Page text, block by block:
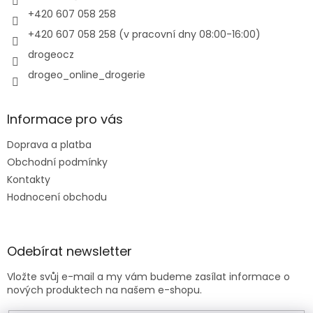
ý
+420 607 058 258
+420 607 058 258 (v pracovní dny 08:00-16:00)
drogeocz
drogeo_online_drogerie
Informace pro vás
Doprava a platba
Obchodní podmínky
Kontakty
Hodnocení obchodu
Odebírat newsletter
Vložte svůj e-mail a my vám budeme zasílat informace o
nových produktech na našem e-shopu.